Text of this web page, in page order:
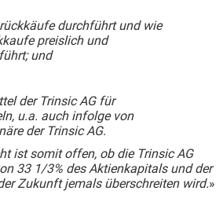
durchführt und wie
preislich und
und
der Trinsic AG für
u.a. auch infolge von
der Trinsic AG.
ist somit offen, ob die Trinsic AG
33 1/3% des Aktienkapitals und der
Zukunft jemals überschreiten wird.»